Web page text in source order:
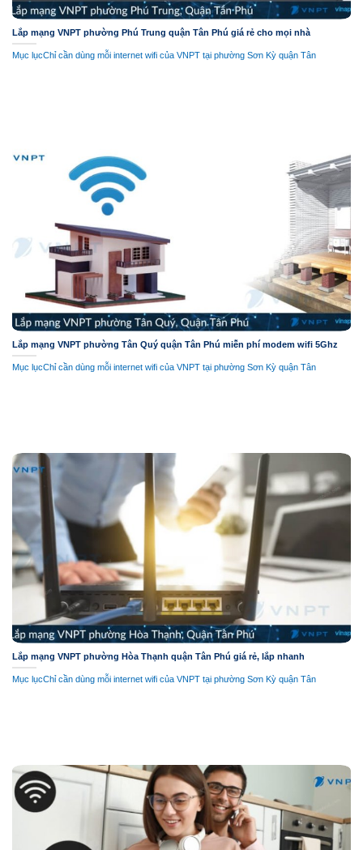
Lắp mạng VNPT phường Phú Trung quận Tân Phú giá rẻ cho mọi nhà
Mục lụcChỉ cần dùng mỗi internet wifi của VNPT tại phường Sơn Kỳ quận Tân
Lắp mạng VNPT phường Tân Quý quận Tân Phú miễn phí modem wifi 5Ghz
Mục lụcChỉ cần dùng mỗi internet wifi của VNPT tại phường Sơn Kỳ quận Tân
Lắp mạng VNPT phường Hòa Thạnh quận Tân Phú giá rẻ, lắp nhanh
Mục lụcChỉ cần dùng mỗi internet wifi của VNPT tại phường Sơn Kỳ quận Tân